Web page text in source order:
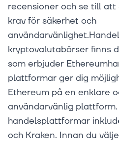
recensioner och se till
krav för säkerhet och
kryptovalutabörser finns
som erbjuder
plattformar ger dig
Ethereum på en enklare
användarvänlig
handelsplattformar
och Kraken. Innan du